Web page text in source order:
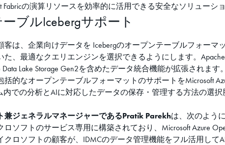
の演算リソースを効率的に活用できる安全なソリューシ
ブルIcebergサポート
は、企業向けデータを Icebergのオープンテーブルフォーマ
、最適なクエリエンジンを選択できるようにします。
Lake Storage Gen2を含めたデータ統合機能が拡張されます。
的なオープンテーブルフォーマットのサポートをMicrosoft
での分析とAIに対応したデータの保存・管理する方法の選
ジェネラルマネージャーであるPratik Parekhは、次のよう
ソフトのサービス専用に構築されており、Microsoft Azure
ロソフトの顧客が、IDMCのデータ管理機能をフル活用して